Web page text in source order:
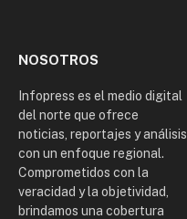
NOSOTROS
Infopress es el medio digital
del norte que ofrece
noticias, reportajes y análisis
con un enfoque regional.
Comprometidos con la
veracidad y la objetividad,
brindamos una cobertura